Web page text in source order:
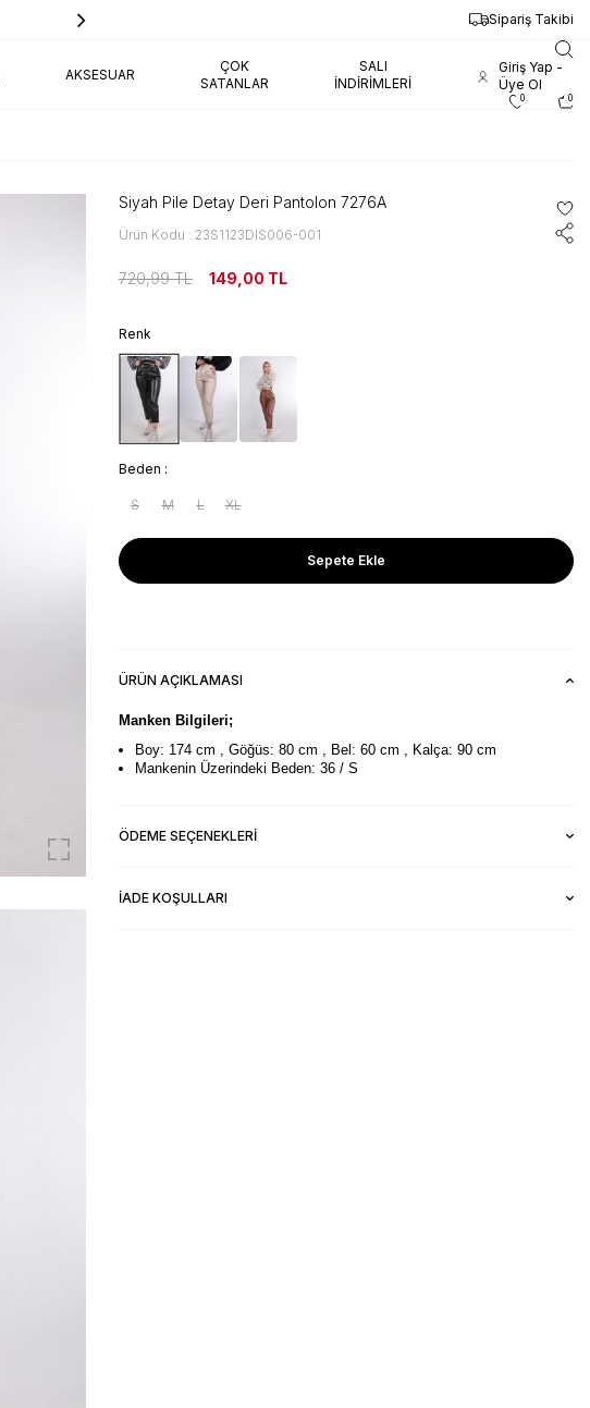
Sipariş Takibi
AKSESUAR
ÇOK
SATANLAR
SALI
İNDIRIMLERI
Giriş Yap -
Üye Ol
0 0
Siyah Pile Detay Deri Pantolon 7276A
Ürün Kodu : 23S1123DIS006-001
720,99TL 149,00 TL
Renk
Beden :
S M L XL
Sepete Ekle
ÜRÜN AÇIKLAMASI
Manken Bilgileri;
Boy: 174 cm , Göğüs: 80 cm , Bel: 60 cm , Kalça: 90 cm
Mankenin Üzerindeki Beden: 36 / S
ÖDEME SEÇENEKLERI
İADE KOŞULLARI